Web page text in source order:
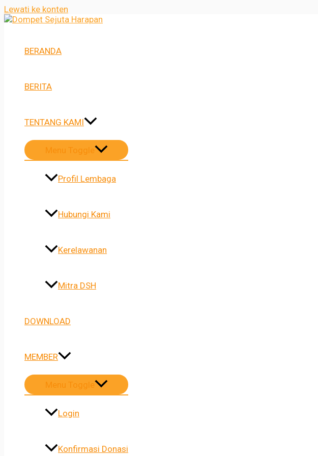
Lewati ke konten
BERANDA
BERITA
TENTANG KAMI
Menu Toggle
Profil Lembaga
Hubungi Kami
Kerelawanan
Mitra DSH
DOWNLOAD
MEMBER
Menu Toggle
Login
Konfirmasi Donasi